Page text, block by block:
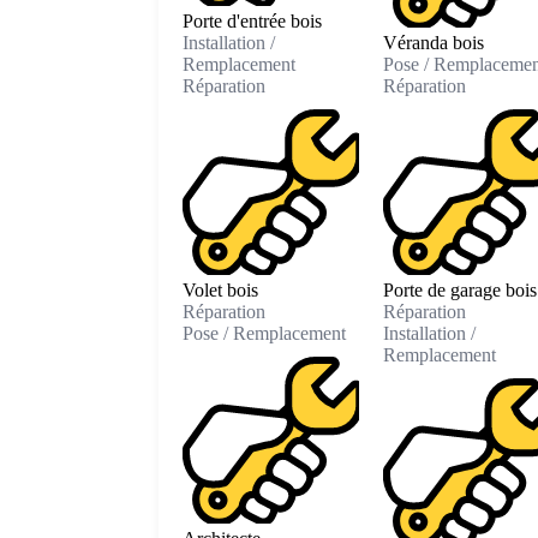
Porte d'entrée bois
Installation /
Remplacement
Réparation
Volet bois
Réparation
Pose / Remplacement
Véranda bois
Pose /
Réparation
Porte de garage bois
Réparation
Installation /
Remplacement